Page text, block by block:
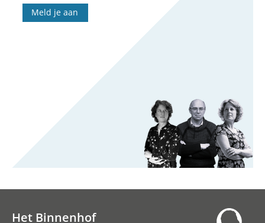
Meld je aan
Het Binnenhof